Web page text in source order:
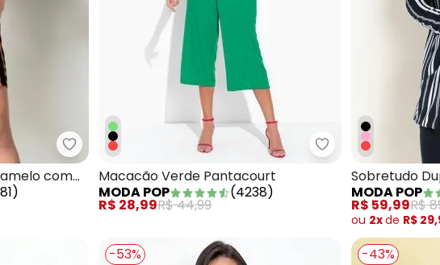
Moda Pop - Macaquinho Preto e Caramelo com Alças
com
)
Moda Pop -
Macacão Verde Pantacourt
MODA POP
(4238)
R$ 28,99R$ 44,99
Sobretudo
MODA POP
R$ 59,99R$
ou 2xde R$
-53% -43%